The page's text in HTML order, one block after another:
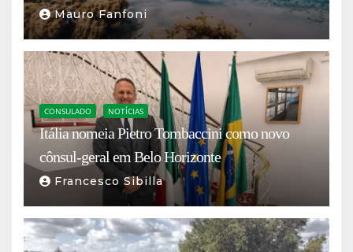
Mauro Fanfoni
CONSULADO NOTÍCIAS
Itália nomeia Pietro Tombaccini como novo
cônsul-geral em Belo Horizonte
Francesco Sibilla